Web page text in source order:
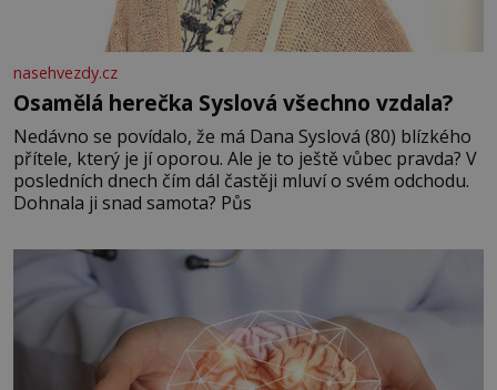
nasehvezdy.cz
Osamělá herečka Syslová všechno vzdala?
Nedávno se povídalo, že má Dana Syslová (80) blízkého
přítele, který je jí oporou. Ale je to ještě vůbec pravda? V
posledních dnech čím dál častěji mluví o svém odchodu.
Dohnala ji snad samota? Půs